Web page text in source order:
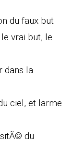
du faux but
vrai but, le
dans la
ciel, et larme
du